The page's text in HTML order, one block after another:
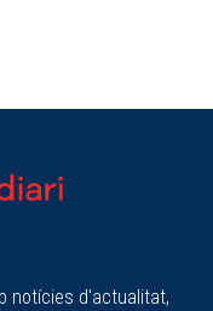
notícies d'actualitat,